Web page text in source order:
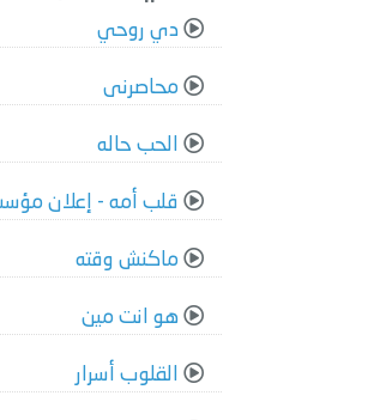
دي روحي
محاصرنى
الحب حاله
قلب أمه - إعلان
ماكنش وقته
هو انت مين
القلوب أسرار